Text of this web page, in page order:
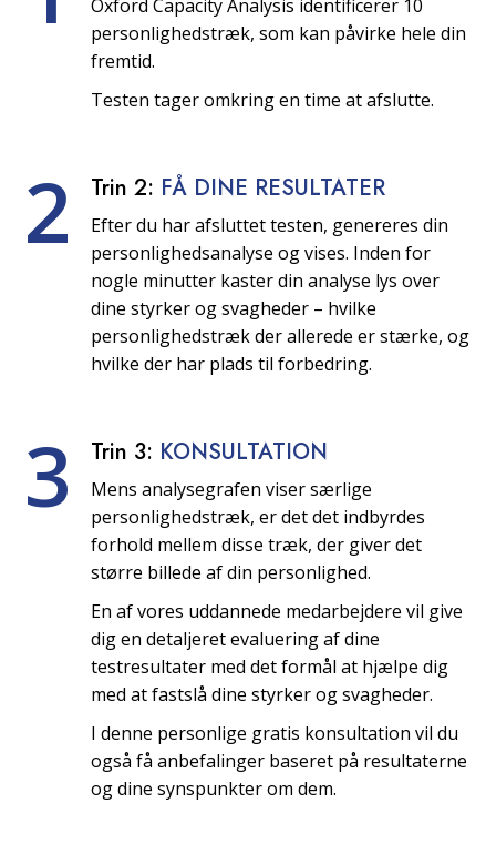
Oxford Capacity Analysis identificerer 10
personlighedstræk, som kan påvirke hele din
fremtid.
Testen tager omkring en time at afslutte.
2 Trin 2: FÅ DINE RESULTATER
Efter du har afsluttet testen, genereres din
personlighedsanalyse og vises. Inden for
nogle minutter kaster din analyse lys over
dine styrker og svagheder – hvilke
personlighedstræk der allerede er stærke, og
hvilke der har plads til forbedring.
3 Trin 3: KONSULTATION
Mens analysegrafen viser særlige
personlighedstræk, er det det indbyrdes
forhold mellem disse træk, der giver det
større billede af din personlighed.
En af vores uddannede medarbejdere vil give
dig en detaljeret evaluering af dine
testresultater med det formål at hjælpe dig
med at fastslå dine styrker og svagheder.
I denne personlige gratis konsultation vil du
også få anbefalinger baseret på resultaterne
og dine synspunkter om dem.